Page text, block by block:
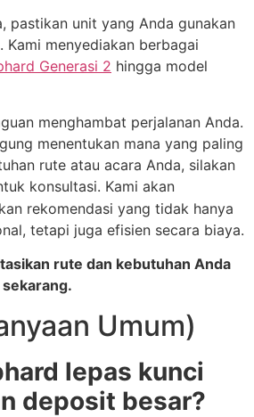
pastikan unit yang Anda gunakan
Kami menyediakan berbagai
Generasi 2 hingga model
menghambat perjalanan Anda.
menentukan mana yang paling
rute atau acara Anda, silakan
konsultasi. Kami akan
rekomendasi yang tidak hanya
tetapi juga efisien secara biaya.
rute dan kebutuhan Anda
Umum)
lepas kunci
deposit besar?